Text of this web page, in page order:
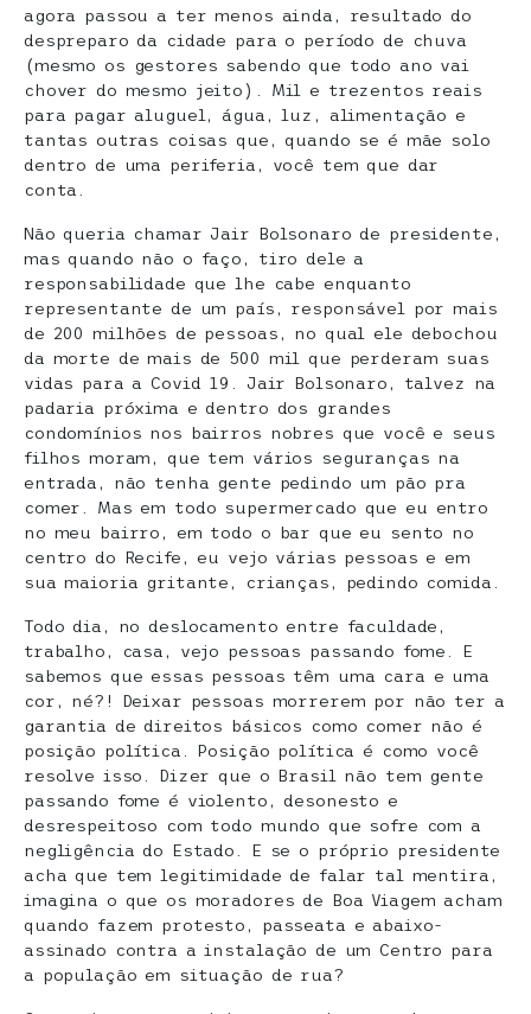
agora passou a ter menos ainda, resultado do
despreparo da cidade para o período de chuva
(mesmo os gestores sabendo que todo ano vai
chover do mesmo jeito). Mil e trezentos reais
para pagar aluguel, água, luz, alimentação e
tantas outras coisas que, quando se é mãe solo
dentro de uma periferia, você tem que dar
conta.
Não queria chamar Jair Bolsonaro de presidente,
mas quando não o faço, tiro dele a
responsabilidade que lhe cabe enquanto
representante de um país, responsável por mais
de 200 milhões de pessoas, no qual ele debochou
da morte de mais de 500 mil que perderam suas
vidas para a Covid 19. Jair Bolsonaro, talvez na
padaria próxima e dentro dos grandes
condomínios nos bairros nobres que você e seus
filhos moram, que tem vários seguranças na
entrada, não tenha gente pedindo um pão pra
comer. Mas em todo supermercado que eu entro
no meu bairro, em todo o bar que eu sento no
centro do Recife, eu vejo várias pessoas e em
sua maioria gritante, crianças, pedindo comida.
Todo dia, no deslocamento entre faculdade,
trabalho, casa, vejo pessoas passando fome. E
sabemos que essas pessoas têm uma cara e uma
cor, né?! Deixar pessoas morrerem por não ter a
garantia de direitos básicos como comer não é
posição política. Posição política é como você
resolve isso. Dizer que o Brasil não tem gente
passando fome é violento, desonesto e
desrespeitoso com todo mundo que sofre com a
negligência do Estado. E se o próprio presidente
acha que tem legitimidade de falar tal mentira,
imagina o que os moradores de Boa Viagem acham
quando fazem protesto, passeata e abaixo-
assinado contra a instalação de um Centro para
a população em situação de rua?